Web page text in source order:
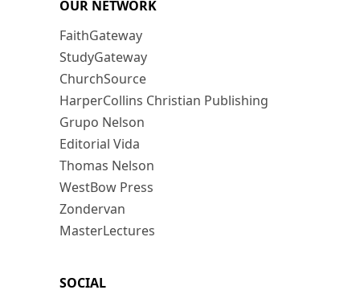
OUR NETWORK
FaithGateway
StudyGateway
ChurchSource
HarperCollins Christian Publishing
Grupo Nelson
Editorial Vida
Thomas Nelson
WestBow Press
Zondervan
MasterLectures
SOCIAL